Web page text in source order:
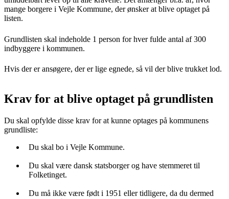
mange borgere i Vejle Kommune, der ønsker at blive optaget på
listen.
Grundlisten skal indeholde 1 person for hver fulde antal af 300
indbyggere i kommunen.
Hvis der er ansøgere, der er lige egnede, så vil der blive trukket lod.
Krav for at blive optaget på grundlisten
Du skal opfylde disse krav for at kunne optages på kommunens
grundliste:
Du skal bo i Vejle Kommune.
Du skal være dansk statsborger og have stemmeret til
Folketinget.
Du må ikke være født i 1951 eller tidligere, da du dermed